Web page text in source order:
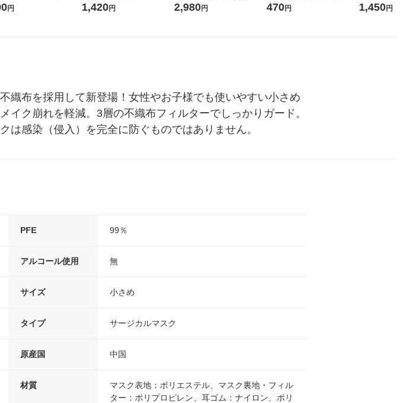
ォーター）2L ラベルレ
円
箱（24本入）
1,420円
し 無洗米 5kg 1袋 令和7年産
2,980円
ックティッシュ フィオナ オ
470円
1箱（20本入
1,450円
織布を採用して新登場！女性やお子様でも使いやすい小さめ
ク崩れを軽減。3層の不織布フィルターでしっかりガード。
感染（侵入）を完全に防ぐものではありません。
PFE 99％
アルコール使用 無
サイズ 小さめ
タイプ サージカルマスク
原産国 中国
材質
マスク表地：ポリエステル、マスク裏地・フィル
ター：ポリプロピレン、耳ゴム：ナイロン、ポリ